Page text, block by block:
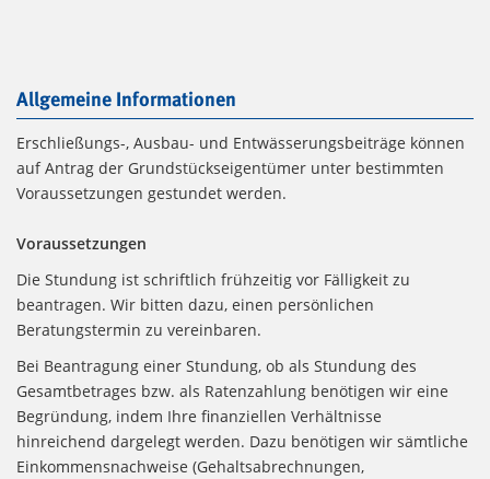
Allgemeine Informationen
Erschließungs-, Ausbau- und Entwässerungsbeiträge können
auf Antrag der Grundstückseigentümer unter bestimmten
Voraussetzungen gestundet werden.
Voraussetzungen
Die Stundung ist schriftlich frühzeitig vor Fälligkeit zu
beantragen. Wir bitten dazu, einen persönlichen
Beratungstermin zu vereinbaren.
Bei Beantragung einer Stundung, ob als Stundung des
Gesamtbetrages bzw. als Ratenzahlung benötigen wir eine
Begründung, indem Ihre finanziellen Verhältnisse
hinreichend dargelegt werden. Dazu benötigen wir sämtliche
Einkommensnachweise (Gehaltsabrechnungen,